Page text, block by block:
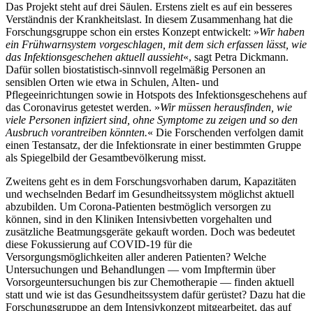
Das Projekt steht auf drei Säulen. Erstens zielt es auf ein besseres
Verständnis der Krankheitslast. In diesem Zusammenhang hat die
Forschungsgruppe schon ein erstes Konzept entwickelt: »Wir haben
ein Frühwarnsystem vorgeschlagen, mit dem sich erfassen lässt, wie
das Infektionsgeschehen aktuell aussieht«, sagt Petra Dickmann.
Dafür sollen biostatistisch-sinnvoll regelmäßig Personen an
sensiblen Orten wie etwa in Schulen, Alten- und
Pflegeeinrichtungen sowie in Hotspots des Infektionsgeschehens auf
das Coronavirus getestet werden. »Wir müssen herausfinden, wie
viele Personen infiziert sind, ohne Symptome zu zeigen und so den
Ausbruch vorantreiben könnten.« Die Forschenden verfolgen damit
einen Testansatz, der die Infektionsrate in einer bestimmten Gruppe
als Spiegelbild der Gesamtbevölkerung misst.
Zweitens geht es in dem Forschungsvorhaben darum, Kapazitäten
und wechselnden Bedarf im Gesundheitssystem möglichst aktuell
abzubilden. Um Corona-Patienten bestmöglich versorgen zu
können, sind in den Kliniken Intensivbetten vorgehalten und
zusätzliche Beatmungsgeräte gekauft worden. Doch was bedeutet
diese Fokussierung auf COVID-19 für die
Versorgungsmöglichkeiten aller anderen Patienten? Welche
Untersuchungen und Behandlungen — vom Impftermin über
Vorsorgeuntersuchungen bis zur Chemotherapie — finden aktuell
statt und wie ist das Gesundheitssystem dafür gerüstet? Dazu hat die
Forschungsgruppe an dem Intensivkonzept mitgearbeitet, das auf